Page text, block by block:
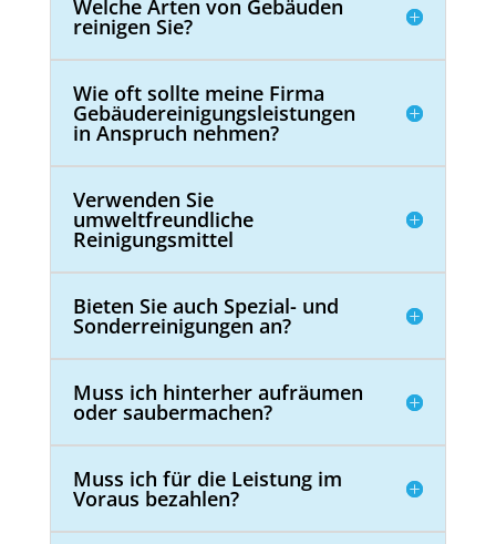
Welche Arten von Gebäuden
reinigen Sie?
Wie oft sollte meine Firma
Gebäudereinigungsleistungen
in Anspruch nehmen?
Verwenden Sie
umweltfreundliche
Reinigungsmittel
Bieten Sie auch Spezial- und
Sonderreinigungen an?
Muss ich hinterher aufräumen
oder saubermachen?
Muss ich für die Leistung im
Voraus bezahlen?